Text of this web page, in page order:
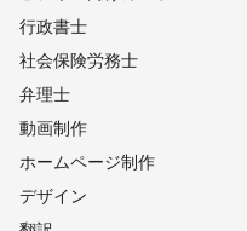
行政書士
社会保険労務士
弁理士
動画制作
ホームページ制作
デザイン